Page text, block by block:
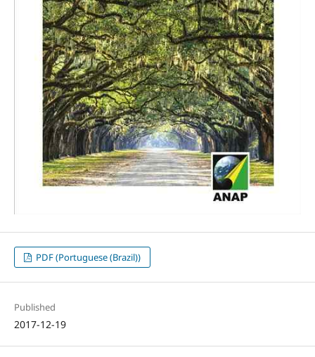
PDF (Portuguese (Brazil))
Published
2017-12-19